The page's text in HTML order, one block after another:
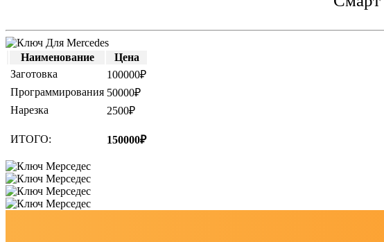
Наименование
Цена
Заготовка
100000₽
Программирования 50000₽
Нарезка
2500₽
ИТОГО: 150000₽